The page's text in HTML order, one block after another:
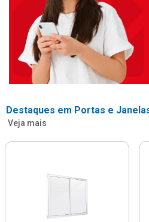
Destaques em Portas e
Veja mais